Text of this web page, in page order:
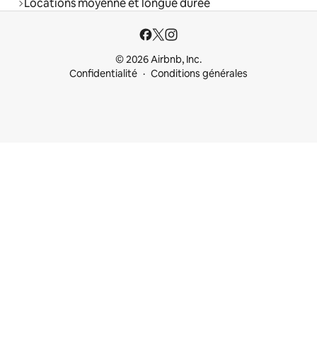
Locations moyenne et longue durée
© 2026 Airbnb, Inc.
Confidentialité
Conditions générales